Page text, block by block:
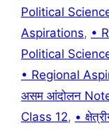
Political
Aspirations, •
Political
• Regional
असम आंदोलन
Class 12, •